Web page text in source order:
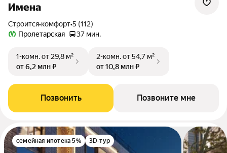
Имена
Строится•комфорт•5 (112)
Пролетарская
37 мин.
1-комн.от 29,8 м²
от 6,2 млн ₽
2-комн.от 54,7 м²
от 10,8 млн ₽
Позвонить Позвоните мне
семейная ипотека 5% 3D-тур